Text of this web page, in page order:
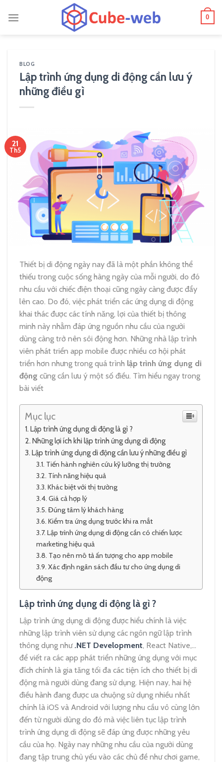
0
BLOG
Lập trình ứng dụng di động cần lưu ý
những điều gì
21
Th5
Thiết bị di động ngày nay đã là một phần không thể
thiếu trong cuộc sống hàng ngày của mỗi người, do đó
nhu cầu với chiếc điện thoại cũng ngày càng được đẩy
lên cao. Do đó, việc phát triển các ứng dụng di động
khai thác được các tính năng, lợi của thiết bị thông
minh này nhằm đáp ứng nguồn nhu cầu của người
dùng càng trở nên sôi động hơn. Những nhà lập trình
viên phát triển app mobile được nhiều cơ hội phát
triển hơn nhưng trong quá trình lập trình ứng dụng di
động cũng cần lưu ý một số điều. Tìm hiểu ngay trong
bài viết
Mục lục
Lập trình ứng dụng di động là gì ?
Những lợi ích khi lập trình ứng dụng di động
Lập trình ứng dụng di động cần lưu ý những điều gì
Tiến hành nghiên cứu kỹ lưỡng thị trường
Tính năng hiệu quả
Khác biệt với thị trường
Giá cả hợp lý
Đúng tâm lý khách hàng
Kiểm tra ứng dụng trước khi ra mắt
Lập trình ứng dụng di động cần có chiến lược
marketing hiệu quả
Tạo nên mô tả ấn tượng cho app mobile
Xác định ngân sách đầu tư cho ứng dụng di
động
Lập trình ứng dụng di động là gì ?
Lập trình ứng dụng di động được hiểu chính là việc
những lập trình viên sử dụng các ngôn ngữ lập trình
thông dụng như .NET Development, React Native,…
để viết ra các app phát triển những ứng dụng với mục
đích chính là gia tăng tối đa các tiện ích cho thiết bị di
động mà người dùng đang sử dụng. Hiện nay, hai hệ
điều hành đang được ưa chuộng sử dụng nhiều nhất
chính là iOS và Android với lượng nhu cầu vô cùng lớn
đến từ người dùng do đó mà việc liên tục lập trình
trình ứng dụng di động sẽ đáp ứng được những yêu
cầu của họ. Ngày nay những nhu cầu của người dùng
đang tập trung chủ yếu vào các chủ đề như chơi game,